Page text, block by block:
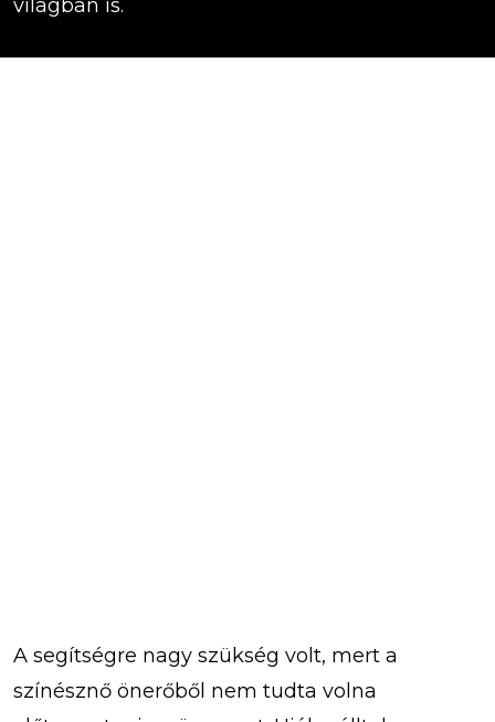
világban is.
A segítségre nagy szükség volt, mert a
színésznő önerőből nem tudta volna